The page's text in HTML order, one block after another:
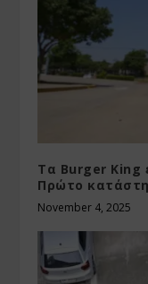
Τα Burger King
Πρώτο
November 4, 2025